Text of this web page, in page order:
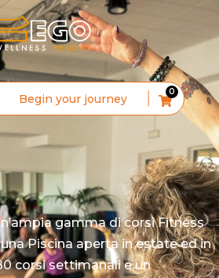
Begin your journey 0
gamma di corsi Fitness
Piscina aperta in estate ed in
corsi settimanali e un